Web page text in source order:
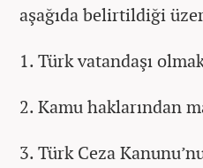
aşağıda belirtildiği
1. Türk vatandaşı
2. Kamu haklarından
3. Türk Ceza